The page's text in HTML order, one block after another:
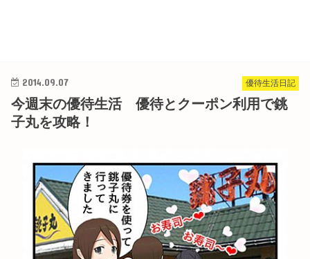
優待生活日記
2014.09.07
今週末の優待生活 優待とクーポン利用で銚
子丸を攻略！